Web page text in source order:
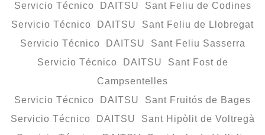
Servicio Técnico DAITSU Sant Feliu de Codines
Servicio Técnico DAITSU Sant Feliu de Llobregat
Servicio Técnico DAITSU Sant Feliu Sasserra
Servicio Técnico DAITSU Sant Fost de
Campsentelles
Servicio Técnico DAITSU Sant Fruitós de Bages
Servicio Técnico DAITSU Sant Hipòlit de Voltregà